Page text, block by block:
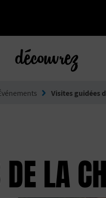
découvrez
Visites guidées
LA